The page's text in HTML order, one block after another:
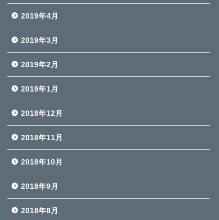
2019年4月
2019年3月
2019年2月
2019年1月
2018年12月
2018年11月
2018年10月
2018年9月
2018年8月